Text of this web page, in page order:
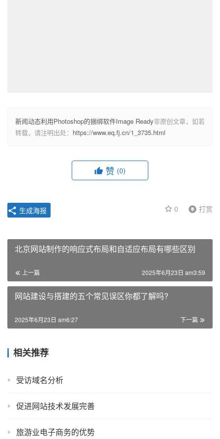
新闻动态利用Photoshop的捆绑软件Image Ready非原创文章，如若
转载，请注明出处： https://www.eq.fj.cn/1_3735.html
赞 (0)
0 打赏
生成海报
北京网站制作的响应式布局和自适应布局有哪些区别
上一篇 2025年6月23日 am3:59
网站建设与搭建的五个常见误区你都了解吗?
下一篇
2025年6月23日 am6:27
相关推荐
受访域名分析
促进网站技术发展完善
旅游业电子商务的优势